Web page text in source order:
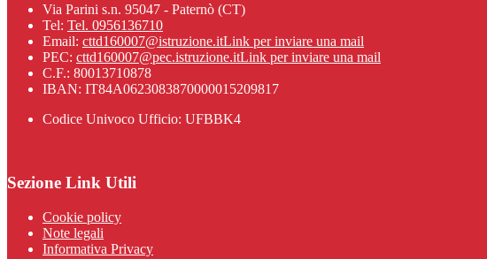
Via Parini s.n. 95047 - Paternò (CT)
Tel: Tel. 0956136710
Email: cttd160007@istruzione.itLink per inviare una mail
PEC: cttd160007@pec.istruzione.itLink per inviare una mail
C.F.: 80013710878
IBAN: IT84A0623083870000015209817
Codice Univoco Ufficio: UFBBK4
Sezione Link Utili
Cookie policy
Note legali
Informativa Privacy